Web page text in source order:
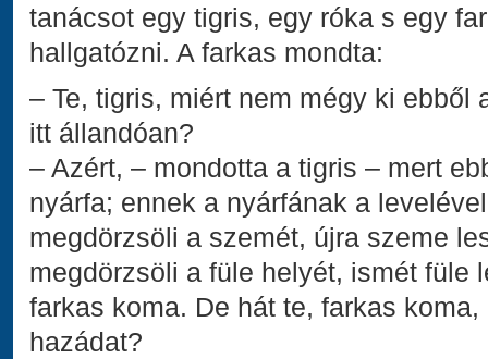
tanácsot egy tigris, egy róka s egy
hallgatózni. A farkas mondta:
– Te, tigris, miért nem mégy ki ebből
itt állandóan?
– Azért, – mondotta a tigris – mert
nyárfa; ennek a nyárfának a
megdörzsöli a szemét, újra szeme
megdörzsöli a füle helyét, ismét füle
farkas koma. De hát te, farkas
hazádat?